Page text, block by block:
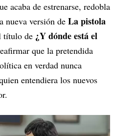
acaba de estrenarse, redobla
nueva versión de La pistola
título de ¿Y dónde está el
que la pretendida
en verdad nunca
entendiera los nuevos